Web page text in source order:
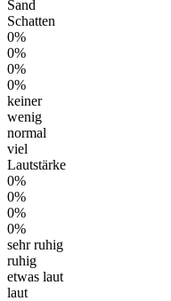
Sand
Schatten
0%
0%
0%
0%
keiner
wenig
normal
viel
Lautstärke
0%
0%
0%
0%
sehr ruhig
ruhig
etwas laut
laut